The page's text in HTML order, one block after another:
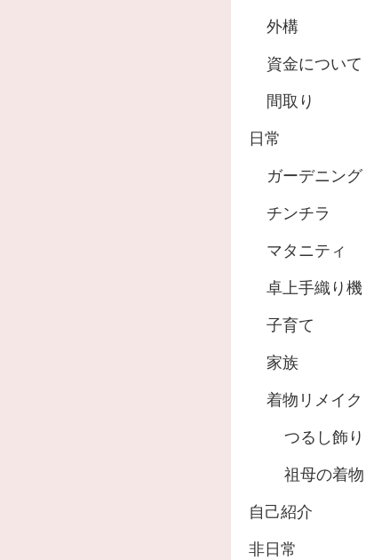
外構
資金について
間取り
日常
ガーデニング
チンチラ
マタニティ
卓上手織り機
子育て
家族
着物リメイク
つるし飾り
祖母の着物
自己紹介
非日常